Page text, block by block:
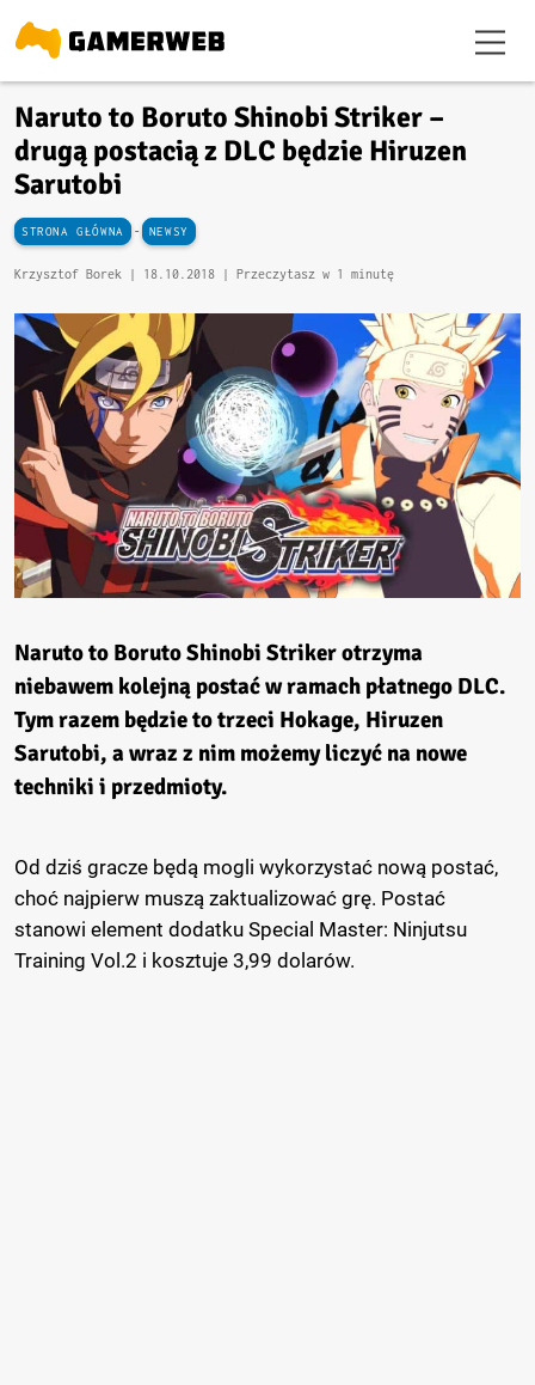
Naruto to Boruto Shinobi Striker –
drugą postacią z DLC będzie Hiruzen
Sarutobi
STRONA GŁÓWNA - NEWSY
Krzysztof Borek | 18.10.2018 | Przeczytasz w 1 minutę
Naruto to Boruto Shinobi Striker otrzyma
niebawem kolejną postać w ramach płatnego DLC.
Tym razem będzie to trzeci Hokage, Hiruzen
Sarutobi, a wraz z nim możemy liczyć na nowe
techniki i przedmioty.
Od dziś gracze będą mogli wykorzystać nową postać,
choć najpierw muszą zaktualizować grę. Postać
stanowi element dodatku Special Master: Ninjutsu
Training Vol.2 i kosztuje 3,99 dolarów.